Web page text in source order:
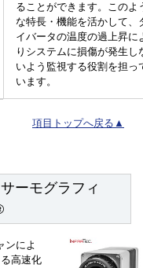
ることができます。このよ
な特長・機能を活かして、
イバータの温度の過上昇に
りシステムに損傷が発生し
いよう監視する役割を担っ
います。
項目トップへ戻る▲
ーモグラフィ
ンによ
高速化